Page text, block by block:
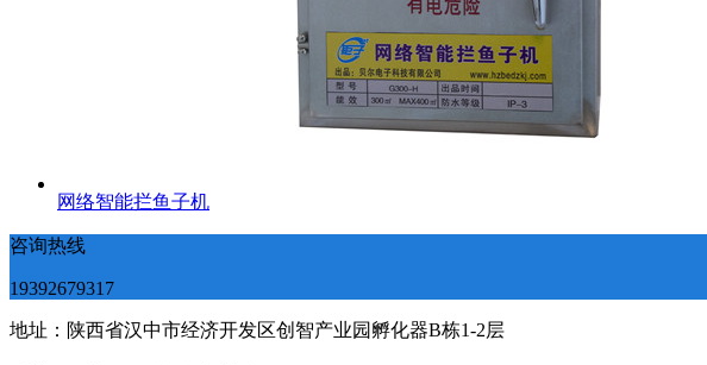
网络智能拦鱼子机
咨询热线
19392679317
地址：陕西省汉中市经济开发区创智产业园孵化器B栋1-2层